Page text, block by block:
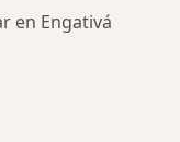
en Engativá